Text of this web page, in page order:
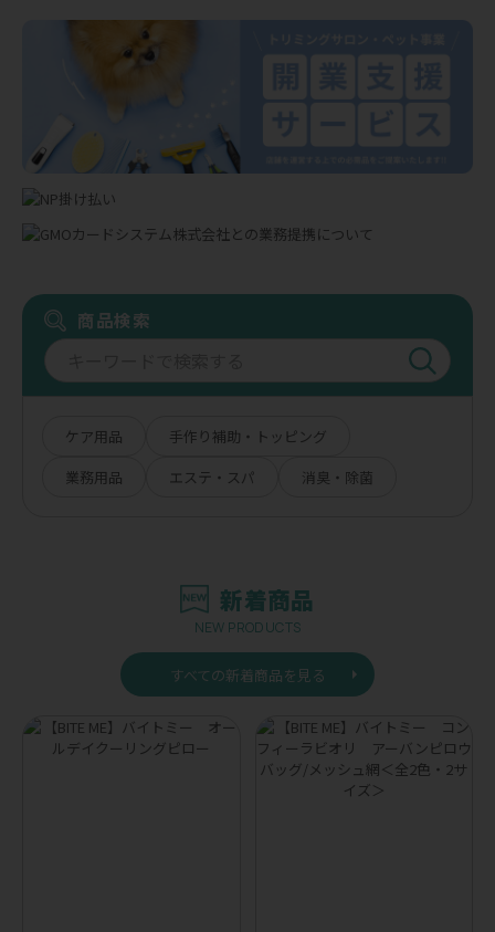
商品検索
ケア用品
手作り補助・トッピング
業務用品
エステ・スパ 消臭・除菌
新着商品
NEW PRODUCTS
すべての新着商品を見る